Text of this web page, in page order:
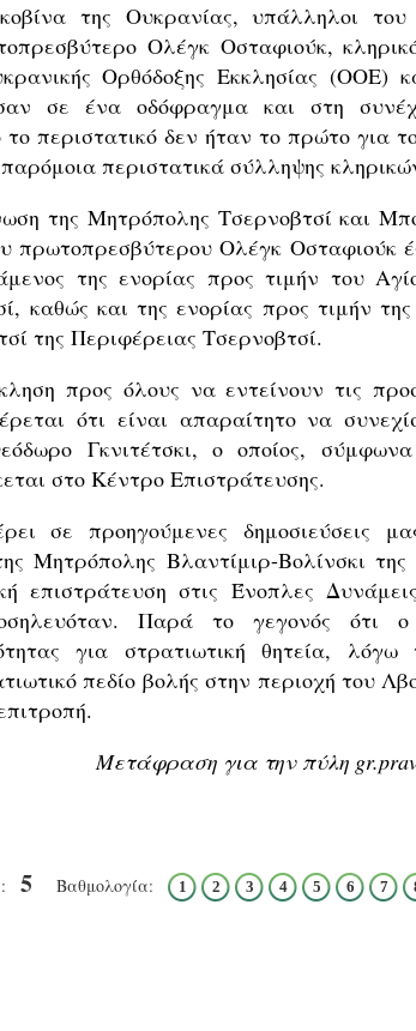
της Ουκρανίας, υπάλληλοι του
Ολέγκ Οσταφιούκ,
Ορθόδοξης Εκκλησίας (ΟΟΕ)
σε ένα οδόφραγμα και στη
περιστατικό δεν ήταν το πρώτο για
περιστατικά σύλληψης
της Μητρόπολης Τσερνοβτσί και
πρωτοπρεσβύτερου Ολέγκ Οσταφιούκ
της ενορίας προς τιμήν του
καθώς και της ενορίας προς τιμήν
της Περιφέρειας Τσερνοβτσί.
προς όλους να εντείνουν τις
ότι είναι απαραίτητο να
Γκνιτέτσκι, ο οποίος,
στο Κέντρο Επιστράτευσης.
σε προηγούμενες δημοσιεύσεις
Μητρόπολης Βλαντίμιρ-Βολίνσκι
επιστράτευση στις Ένοπλες
Παρά το γεγονός ότι ο
για στρατιωτική θητεία,
πεδίο βολής στην περιοχή του
Μετάφραση για την πύλη
5 Βαθμολογία: 1 2 3 4 5 6 7